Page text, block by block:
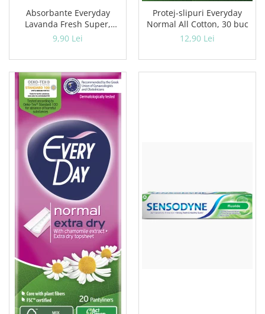
Absorbante Everyday
Lavanda Fresh Super,
10 buc
9,90 Lei
Protej-slipuri Everyday
Normal All Cotton, 30 buc
12,90 Lei